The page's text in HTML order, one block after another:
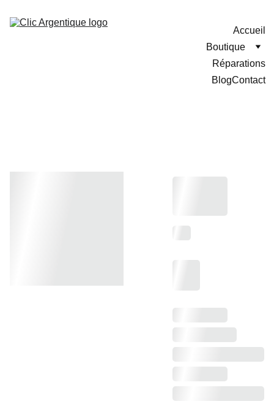
Accueil
Boutique
Réparations
BlogContact